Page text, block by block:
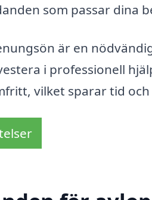
som passar dina
är en
i professionell
vilket sparar tid